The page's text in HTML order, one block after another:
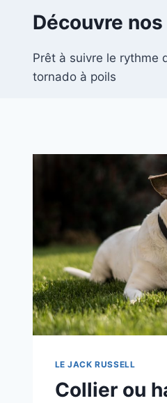
Découvre
Prêt à suivre le rythme
tornado à poils
LE JACK RUSSELL
Collier ou